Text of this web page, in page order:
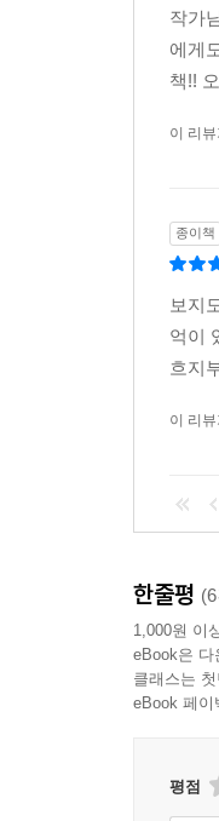
작가
에게
책!!
이 리
종이책
보지
억이
흐지
이 리
한줄평
1,000원 이
eBook은 다
클래스는
eBook 페이
평점